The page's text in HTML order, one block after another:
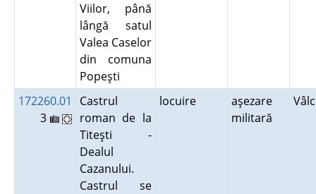
Viilor, până
lângă satul
Valea Caselor
din comuna
Popeşti
172260.01
3
Castrul
roman de la
Titeşti -
Dealul
Cazanului.
Castrul se
locuire
aşezare
militară